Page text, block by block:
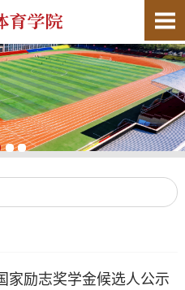
家励志奖学金候选人公示